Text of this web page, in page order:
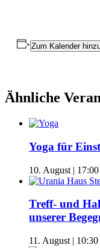
Zum Kalender
Ähnliche
Yoga für
10. August | 17:00
Treff- und
unserer
11. August | 10:30